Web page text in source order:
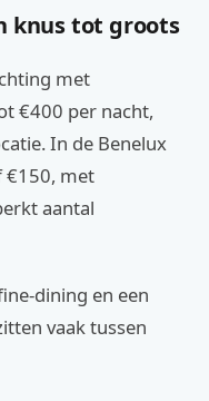
knus tot groots
met
€400 per nacht,
In de Benelux
€150, met
aantal
en een
vaak tussen